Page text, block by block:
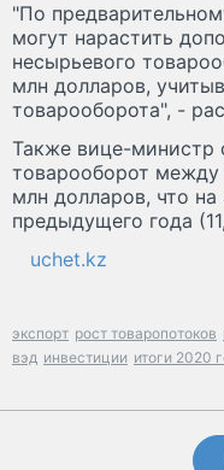
"По
могут нарастить
несырьевого
млн долларов,
товарооборота", -
Также вице-министр
товарооборот
млн долларов, что
предыдущего года
uchet.kz
экспорт рост товаропотоков
вэд инвестиции итоги 2020